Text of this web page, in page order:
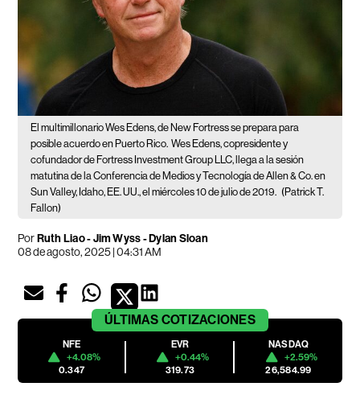
El multimillonario Wes Edens, de New Fortress se prepara para
posible acuerdo en Puerto Rico. Wes Edens, copresidente y
cofundador de Fortress Investment Group LLC, llega a la sesión
matutina de la Conferencia de Medios y Tecnología de Allen & Co. en
Sun Valley, Idaho, EE. UU., el miércoles 10 de julio de 2019. (Patrick T.
Fallon)
PorRuth Liao - Jim Wyss - Dylan Sloan
08 de agosto, 2025 | 04:31 AM
ÚLTIMAS COTIZACIONES
NFE
+4.08%
0.347
EVR
+0.44%
319.73
NASDAQ
+2.59%
26,584.99